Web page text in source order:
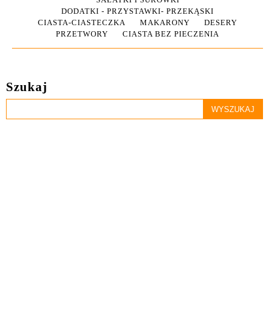
DODATKI - PRZYSTAWKI- PRZEKĄSKI
CIASTA-CIASTECZKA
MAKARONY
DESERY
PRZETWORY
CIASTA BEZ PIECZENIA
Szukaj